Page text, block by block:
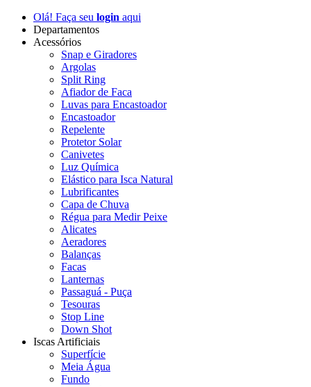
Olá! Faça seu login aqui
Departamentos
Acessórios
Snap e Giradores
Argolas
Split Ring
Afiador de Faca
Luvas para Encastoador
Encastoador
Repelente
Protetor Solar
Canivetes
Luz Química
Elástico para Isca Natural
Lubrificantes
Capa de Chuva
Régua para Medir Peixe
Alicates
Aeradores
Balanças
Facas
Lanternas
Passaguá - Puça
Tesouras
Stop Line
Down Shot
Iscas Artificiais
Superfície
Meia Água
Fundo